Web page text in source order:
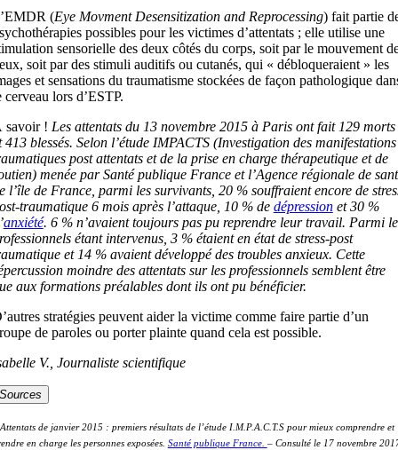
(Eye Movment Desensitization and Reprocessing) fait partie
possibles pour les victimes d’attentats ; elle utilise une
sensorielle des deux côtés du corps, soit par le mouvement
soit par des stimuli auditifs ou cutanés, qui « débloqueraient » les
et sensations du traumatisme stockées de façon pathologique
cerveau lors d’ESTP.
savoir ! Les attentats du 13 novembre 2015 à Paris ont fait 129 morts
413 blessés. Selon l’étude IMPACTS (Investigation des manifestations
post attentats et de la prise en charge thérapeutique et de
menée par Santé publique France et l’Agence régionale de
l’île de France, parmi les survivants, 20 % souffraient encore de
traumatique 6 mois après l’attaque, 10 % de dépressionet 30 %
anxiété. 6 % n’avaient toujours pas pu reprendre leur travail. Parmi
étant intervenus, 3 % étaient en état de stress-post
et 14 % avaient développé des troubles anxieux. Cette
moindre des attentats sur les professionnels semblent être
aux formations préalables dont ils ont pu bénéficier.
stratégies peuvent aider la victime comme faire partie d’un
de paroles ou porter plainte quand cela est possible.
V., Journaliste scientifique
de janvier 2015 : premiers résultats de l’étude I.M.P.A.C.T.S pour mieux comprendre et
en charge les personnes exposées. Santé publique France. – Consulté le 17 novembre